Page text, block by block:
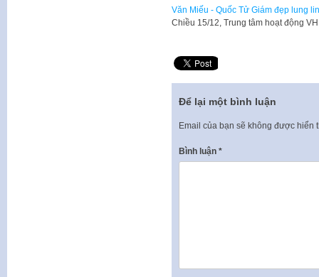
Văn Miếu - Quốc Tử Giám đẹp lung
Chiều 15/12, Trung tâm hoạt động
Để lại một bình luận
Email của bạn sẽ không được hiển
Bình luận *